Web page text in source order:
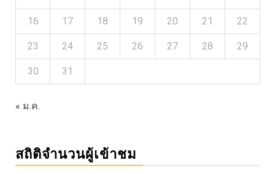
16 17 18 19 20 21 22
23 24 25 26 27 28 29
30 31
« ม.ค.
สถิติจำนวนผู้เข้าชม